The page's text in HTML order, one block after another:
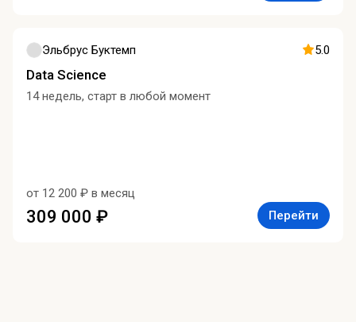
Эльбрус Буктемп 5.0
Data Science
14 недель, старт в любой момент
от 12 200 ₽ в месяц
309 000 ₽ Перейти